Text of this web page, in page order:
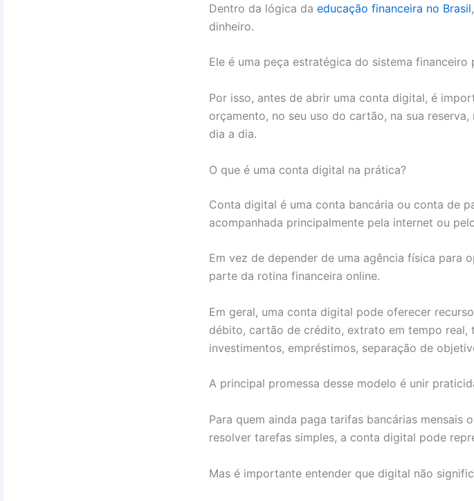
Dentro da lógica da educação financeira no Brasil
dinheiro.
Ele é uma peça estratégica do sistema financeiro
Por isso, antes de abrir uma conta digital, é
orçamento, no seu uso do cartão, na sua
dia a dia.
O que é uma conta digital na prática?
Conta digital é uma conta bancária ou conta de
acompanhada principalmente pela internet ou
Em vez de depender de uma agência física para
parte da rotina financeira online.
Em geral, uma conta digital pode oferecer
débito, cartão de crédito, extrato em tempo real,
investimentos, empréstimos, separação de
A principal promessa desse modelo é unir
Para quem ainda paga tarifas bancárias mensais
resolver tarefas simples, a conta digital pode
Mas é importante entender que digital não